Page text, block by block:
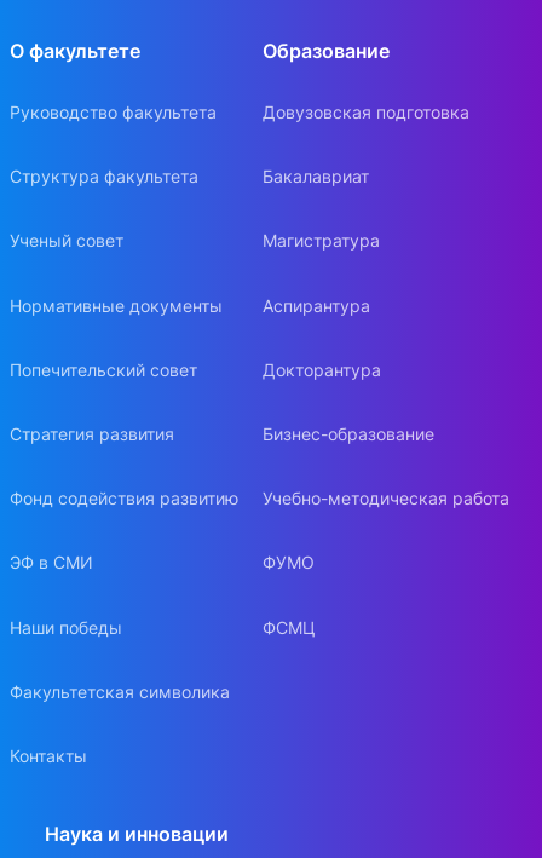
О факультете
Руководство факультета
Структура факультета
Ученый совет
Нормативные документы
Попечительский совет
Стратегия развития
Фонд содействия развитию
ЭФ в СМИ
Наши победы
Факультетская символика
Контакты
Образование
Довузовская подготовка
Бакалавриат
Магистратура
Аспирантура
Докторантура
Бизнес-образование
Учебно-методическая работа
ФУМО
ФСМЦ
Наука и инновации